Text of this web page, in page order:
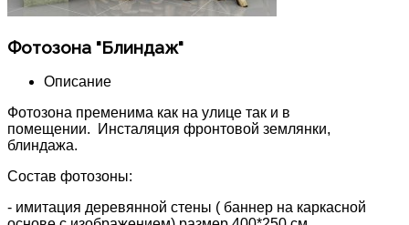
Фотозона "Блиндаж"
Описание
Фотозона пременима как на улице так и в
помещении. Инсталяция фронтовой землянки,
блиндажа.
Состав фотозоны:
- имитация деревянной стены ( баннер на каркасной